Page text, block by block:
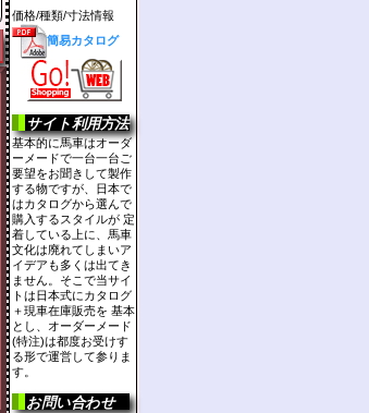
価格/種類/寸法情報
簡易カタログ
サイト利用方法
基本的に馬車はオーダ
ーメードで一台一台ご
要望をお聞きして製作
する物ですが、日本で
はカタログから選んで
購入するスタイルが 定
着している上に、馬車
文化は廃れてしまいア
イデアも多くは出てき
ません。そこで当サイ
トは日本式にカタログ
＋現車在庫販売を 基本
とし、オーダーメード
(特注)は都度お受けす
る形で運営して参りま
す。
お問い合わせ